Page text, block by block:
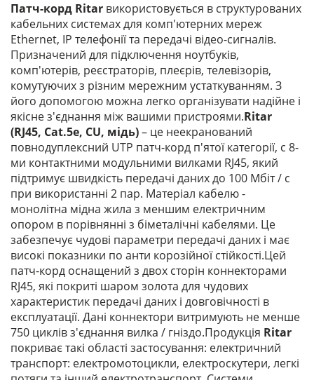
Патч-корд Ritar використовується в структурованих
кабельних системах для комп'ютерних мереж
Ethernet, IP телефонії та передачі відео-сигналів.
Призначений для підключення ноутбуків,
комп'ютерів, реєстраторів, плеєрів, телевізорів,
комутуючих з різним мережним устаткуванням. З
його допомогою можна легко організувати надійне і
якісне з'єднання між вашими пристроями.Ritar
(RJ45, Cat.5e, CU, мідь)– це неекранований
повнодуплексний UTP патч-корд п'ятої категорії, c 8-
ми контактними модульними вилками RJ45, який
підтримує швидкість передачі даних до 100 Мбіт / с
при використанні 2 пар. Матеріал кабелю -
монолітна мідна жила з меншим електричним
опором в порівнянні з біметалічні кабелями. Це
забезпечує чудові параметри передачі даних і має
високі показники по анти корозійної стійкості.Цей
патч-корд оснащений з двох сторін коннекторами
RJ45, які покриті шаром золота для чудових
характеристик передачі даних і довговічності в
експлуатації. Дані коннектори витримують не менше
750 циклів з'єднання вилка / гніздо.Продукція Ritar
покриває такі області застосування: електричний
транспорт: електромотоцикли, електроскутери, легкі